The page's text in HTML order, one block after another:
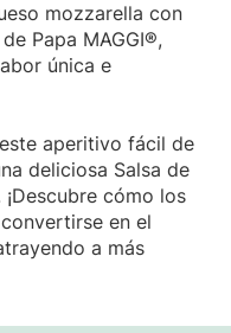
mozzarella con
Papa MAGGI®,
única e
aperitivo fácil de
deliciosa Salsa de
cómo los
en el
a más